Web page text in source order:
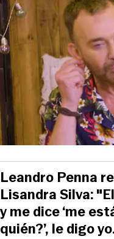
Leandro Penna
Lisandra Silva:
y me dice ‘me
quién?’, le digo